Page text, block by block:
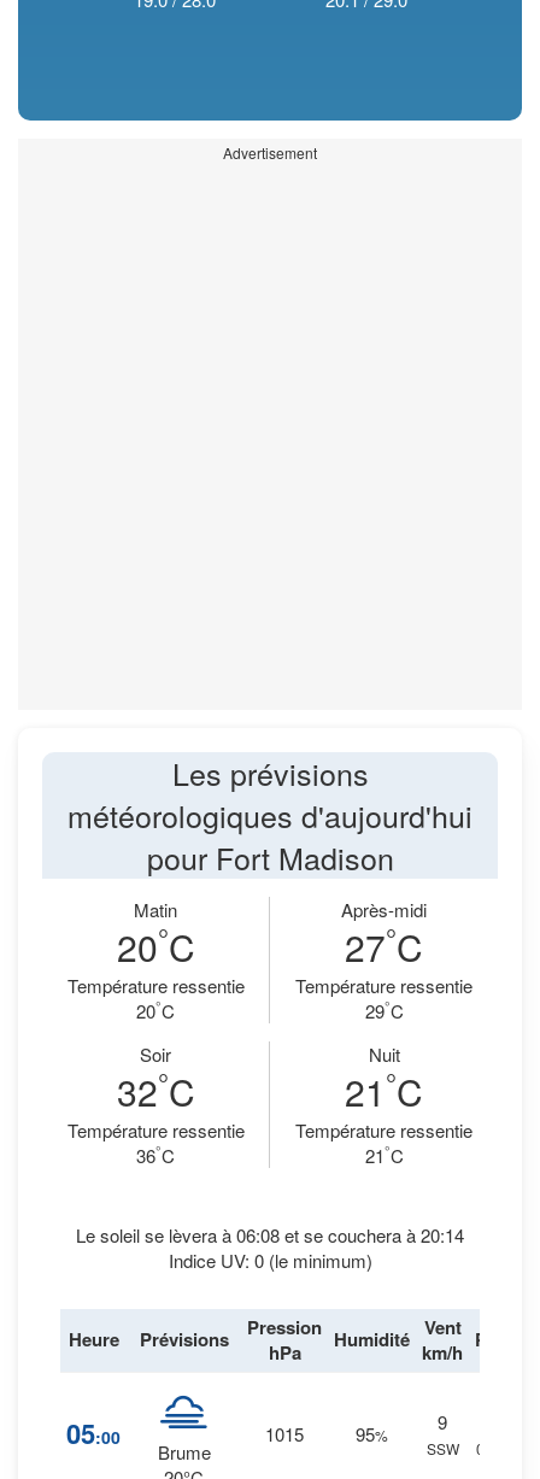
Advertisement
Les prévisions
météorologiques d'aujourd'hui
pour Fort Madison
Matin
20°C
Température ressentie
20°C
Après-midi
27°C
Température ressentie
29°C
Soir
32°C
Température ressentie
36°C
Nuit
21 °C
Température ressentie
21°C
Le soleil se lèvera à 06:08 et se couchera à 20:14
Indice UV: 0 (le minimum)
Heure Prévisions
Pression
hPa
Humidité Vent
km/h Pluie
05:00
Brume
1015 95%
9
SSW
0 mm.